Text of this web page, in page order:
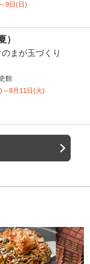
9日(日)
）
まが玉づくり
館
～8月11日(火)